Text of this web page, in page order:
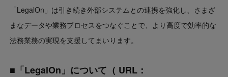
「LegalOn」は引き続き外部システムとの連携を強化し、さまざ
まなデータや業務プロセスをつなぐことで、より高度で効率的な
法務業務の実現を支援してまいります。
■「LegalOn」について （ URL：